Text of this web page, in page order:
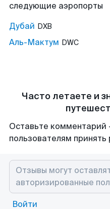
следующие аэропорты
Дубай DXB
Аль-Мактум DWC
Часто летаете и
Оставьте
пользователям
Войти